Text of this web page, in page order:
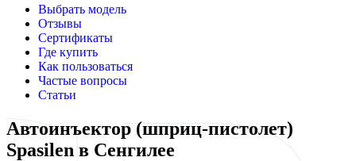
Выбрать модель
Отзывы
Сертификаты
Где купить
Как пользоваться
Частые вопросы
Статьи
Автоинъектор (шприц-пистолет)
Spasilen в Сенгилее